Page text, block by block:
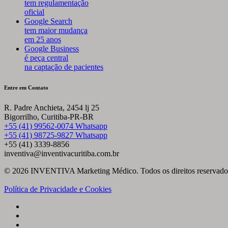
tem regulamentação
oficial
Google Search
tem maior mudança
em 25 anos
Google Business
é peça central
na captação de pacientes
Entre em Contato
R. Padre Anchieta, 2454 lj 25
Bigorrilho, Curitiba-PR-BR
+55 (41) 99562-0074 Whatsapp
+55 (41) 98725-9827 Whatsapp
+55 (41) 3339-8856
inventiva@inventivacuritiba.com.br
© 2026 INVENTIVA Marketing Médico. Todos os direitos
Política de Privacidade e Cookies